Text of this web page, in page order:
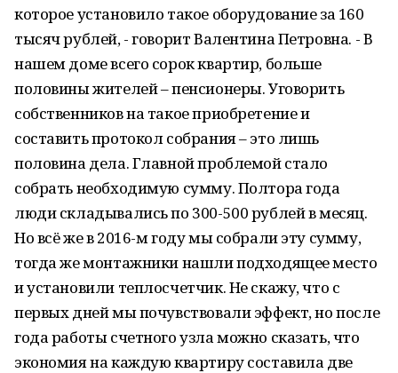
которое установило такое оборудование за 160
тысяч рублей, - говорит Валентина Петровна. - В
нашем доме всего сорок квартир, больше
половины жителей – пенсионеры. Уговорить
собственников на такое приобретение и
составить протокол собрания – это лишь
половина дела. Главной проблемой стало
собрать необходимую сумму. Полтора года
люди складывались по 300-500 рублей в месяц.
Но всё же в 2016-м году мы собрали эту сумму,
тогда же монтажники нашли подходящее место
и установили теплосчетчик. Не скажу, что с
первых дней мы почувствовали эффект, но после
года работы счетного узла можно сказать, что
экономия на каждую квартиру составила две